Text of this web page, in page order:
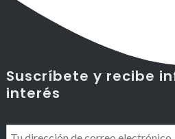
Suscríbete y recibe
interés